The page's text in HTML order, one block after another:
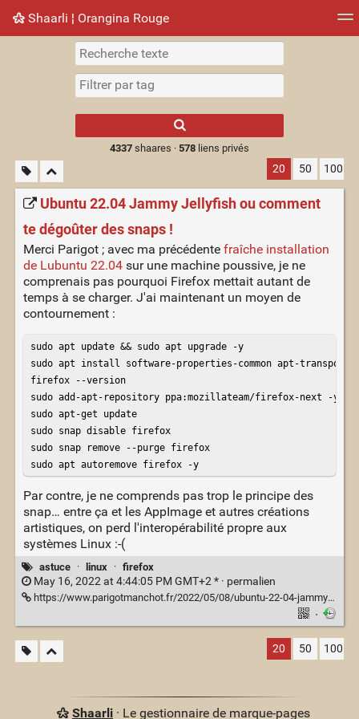
Shaarli ¦ Orangina Rouge
Nuage de tags Mur d'images
results.
4337shaares · 578liens privés
20 50 100
Ubuntu 22.04 Jammy Jellyfish ou comment
te dégoûter des snaps !
Merci Parigot ; avec ma précédente fraîche installation
de Lubuntu 22.04sur une machine poussive, je ne
comprenais pas pourquoi Firefox mettait autant de
temps à se charger. J'ai maintenant un moyen de
contournement :
sudo apt update && sudo apt upgrade -y
sudo apt install software-properties-common apt-
firefox --version
sudo add-apt-repository ppa:mozillateam/firefox-next -y
sudo apt-get update
sudo snap disable firefox
sudo snap remove --purge firefox
sudo apt autoremove firefox -y
Par contre, je ne comprends pas trop le principe des
snap… entre ça et les AppImage et autres créations
artistiques, on perd l'interopérabilité propre aux
systèmes Linux :-(
astuce · linux · firefox
May 16, 2022 at 4:44:05 PM GMT+2 * · permalien
https://www.parigotmanchot.fr/2022/05/08/ubuntu-22-04-jammy-jellyfish-ou-comment-te-degouter-des-snaps/
·
20 50 100
Shaarli· Le gestionnaire de marque-pages